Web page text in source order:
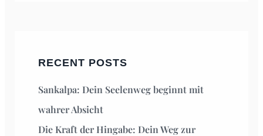
RECENT POSTS
Sankalpa: Dein Seelenweg beginnt mit
wahrer Absicht
Die Kraft der Hingabe: Dein Weg zur